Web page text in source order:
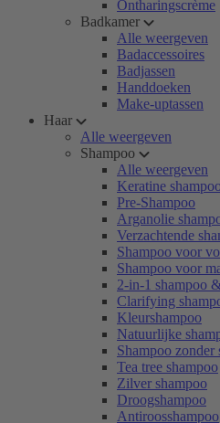
Ontharingscrème
Badkamer
Alle weergeven
Badaccessoires
Badjassen
Handdoeken
Make-uptassen
Haar
Alle weergeven
Shampoo
Alle weergeven
Keratine
Pre-Shampoo
Arganolie
Verzachtende
Shampoo voor
Shampoo voor
2-in-1 shampoo
Clarifying
Kleurshampoo
Natuurlijke
Shampoo zonder
Tea tree shampoo
Zilver shampoo
Droogshampoo
Antiroosshampoo